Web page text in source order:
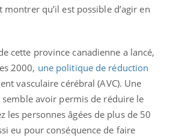
montrer qu’il est possible d’agir en
cette province canadienne a lancé,
2000, une politique de réduction
vasculaire cérébral (AVC). Une
avoir permis de réduire le
les personnes âgées de plus de 50
eu pour conséquence de faire